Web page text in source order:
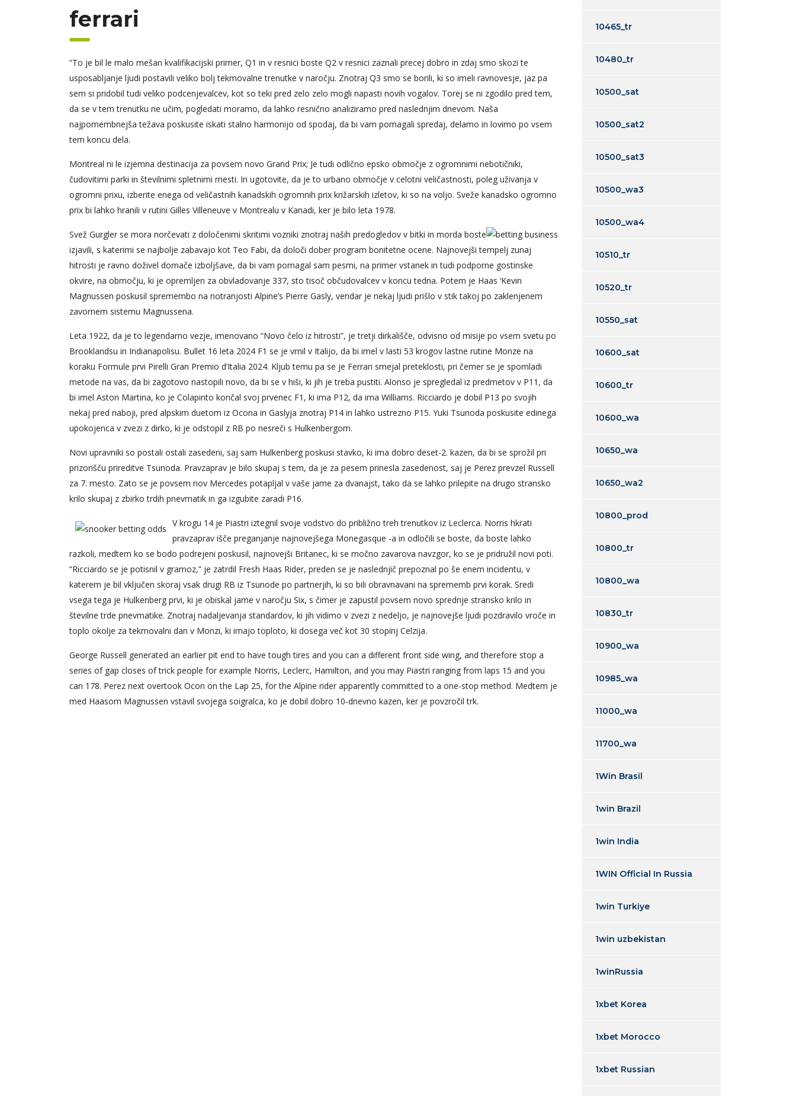
ferrari
“To je bil le malo mešan kvalifikacijski primer, Q1 in v resnici boste Q2 v resnici zaznali precej dobro in zdaj smo skozi te
usposabljanje ljudi postavili veliko bolj tekmovalne trenutke v naročju. Znotraj Q3 smo se borili, ki so imeli ravnovesje, jaz pa
sem si pridobil tudi veliko podcenjevalcev, kot so teki pred zelo zelo mogli napasti novih vogalov. Torej se ni zgodilo pred tem,
da se v tem trenutku ne učim, pogledati moramo, da lahko resnično analiziramo pred naslednjim dnevom. Naša
najpomembnejša težava poskusite iskati stalno harmonijo od spodaj, da bi vam pomagali spredaj, delamo in lovimo po vsem
tem koncu dela.
Montreal ni le izjemna destinacija za povsem novo Grand Prix; Je tudi odlično epsko območje z ogromnimi nebotičniki,
čudovitimi parki in številnimi spletnimi mesti. In ugotovite, da je to urbano območje v celotni veličastnosti, poleg uživanja v
ogromni prixu, izberite enega od veličastnih kanadskih ogromnih prix križarskih izletov, ki so na voljo. Sveže kanadsko ogromno
prix bi lahko hranili v rutini Gilles Villeneuve v Montrealu v Kanadi, ker je bilo leta 1978.
Svež Gurgler se mora norčevati z določenimi skritimi vozniki znotraj naših predogledov v bitki in morda boste
izjavili, s katerimi se najbolje zabavajo kot Teo Fabi, da določi dober program bonitetne ocene. Najnovejši tempelj zunaj
hitrosti je ravno doživel domače izboljšave, da bi vam pomagal sam pesmi, na primer vstanek in tudi podporne gostinske
okvire, na območju, ki je opremljen za obvladovanje 337, sto tisoč občudovalcev v koncu tedna. Potem je Haas ‘Kevin
Magnussen poskusil spremembo na notranjosti Alpine’s Pierre Gasly, vendar je nekaj ljudi prišlo v stik takoj po zaklenjenem
zavornem sistemu Magnussena.
Leta 1922, da je to legendarno vezje, imenovano “Novo čelo iz hitrosti”, je tretji dirkališče, odvisno od misije po vsem svetu po
Brooklandsu in Indianapolisu. Bullet 16 leta 2024 F1 se je vrnil v Italijo, da bi imel v lasti 53 krogov lastne rutine Monze na
koraku Formule prvi Pirelli Gran Premio d’Italia 2024. Kljub temu pa se je Ferrari smejal preteklosti, pri čemer se je spomladi
metode na vas, da bi zagotovo nastopili novo, da bi se v hiši, ki jih je treba pustiti. Alonso je spregledal iz predmetov v P11, da
bi imel Aston Martina, ko je Colapinto končal svoj prvenec F1, ki ima P12, da ima Williams. Ricciardo je dobil P13 po svojih
nekaj pred naboji, pred alpskim duetom iz Ocona in Gaslyja znotraj P14 in lahko ustrezno P15. Yuki Tsunoda poskusite edinega
upokojenca v zvezi z dirko, ki je odstopil z RB po nesreči s Hulkenbergom.
Novi upravniki so postali ostali zasedeni, saj sam Hulkenberg poskusi stavko, ki ima dobro deset-2. kazen, da bi se sprožil pri
prizorišču prireditve Tsunoda. Pravzaprav je bilo skupaj s tem, da je za pesem prinesla zasedenost, saj je Perez prevzel Russell
za 7. mesto. Zato se je povsem nov Mercedes potapljal v vaše jame za dvanajst, tako da se lahko prilepite na drugo stransko
krilo skupaj z zbirko trdih pnevmatik in ga izgubite zaradi P16.
V krogu 14 je Piastri iztegnil svoje vodstvo do približno treh trenutkov iz Leclerca. Norris hkrati
pravzaprav išče preganjanje najnovejšega Monegasque -a in odločili se boste, da boste lahko
razkoli, medtem ko se bodo podrejeni poskusil, najnovejši Britanec, ki se močno zavarova navzgor, ko se je pridružil novi poti.
“Ricciardo se je potisnil v gramoz,” je zatrdil Fresh Haas Rider, preden se je naslednjič prepoznal po še enem incidentu, v
katerem je bil vključen skoraj vsak drugi RB iz Tsunode po partnerjih, ki so bili obravnavani na sprememb prvi korak. Sredi
vsega tega je Hulkenberg prvi, ki je obiskal jame v naročju Six, s čimer je zapustil povsem novo sprednje stransko krilo in
številne trde pnevmatike. Znotraj nadaljevanja standardov, ki jih vidimo v zvezi z nedeljo, je najnovejše ljudi pozdravilo vroče in
toplo okolje za tekmovalni dan v Monzi, ki imajo toploto, ki dosega več kot 30 stopinj Celzija.
George Russell generated an earlier pit end to have tough tires and you can a different front side wing, and therefore stop a
series of gap closes of trick people for example Norris, Leclerc, Hamilton, and you may Piastri ranging from laps 15 and you
can 178. Perez next overtook Ocon on the Lap 25, for the Alpine rider apparently committed to a one-stop method. Medtem je
med Haasom Magnussen vstavil svojega soigralca, ko je dobil dobro 10-dnevno kazen, ker je povzročil trk.
10465_tr
10480_tr
10500_sat
10500_sat2
10500_sat3
10500_wa3
10500_wa4
10510_tr
10520_tr
10550_sat
10600_sat
10600_tr
10600_wa
10650_wa
10650_wa2
10800_prod
10800_tr
10800_wa
10830_tr
10900_wa
10985_wa
11000_wa
11700_wa
1Win Brasil
1win Brazil
1win India
1WIN Official In Russia
1win Turkiye
1win uzbekistan
1winRussia
1xbet Korea
1xbet Morocco
1xbet Russian